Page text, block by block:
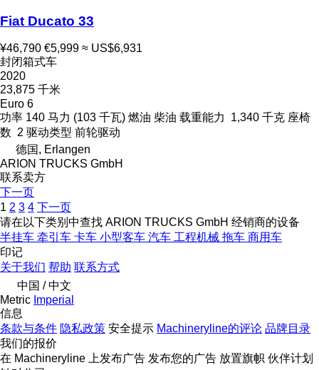
Fiat Ducato 33
¥46,790 €5,999 ≈ US$6,931
封闭箱式车
2020
23,875 千米
Euro 6
功率 140 马力 (103 千瓦) 燃油 柴油 载重能力 1,340 千克 座椅
数 2 驱动类型 前轮驱动
德国, Erlangen
ARION TRUCKS GmbH
联系卖方
下一页
1 2 3 4 下一页
请在以下类别中查找 ARION TRUCKS GmbH 经销商的设备
半挂车 牵引车 卡车 小型客车 汽车 工程机械 拖车 商用车
印记
关于我们 帮助 联系方式
中国 / 中文
Metric Imperial
信息
条款与条件 隐私政策 安全提示 Machineryline的评论 品牌目录
我们的报价
在 Machineryline 上发布广告 发布您的广告 放置旗帜 伙伴计划